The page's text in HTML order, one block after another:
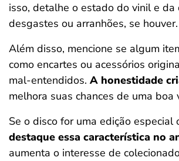
isso, detalhe o estado do vinil e da
desgastes ou arranhões, se houver.
Além disso, mencione se algum
como encartes ou acessórios
mal-entendidos. A honestidade
melhora suas chances de uma boa
Se o disco for uma edição especial
destaque essa característica no
aumenta o interesse de